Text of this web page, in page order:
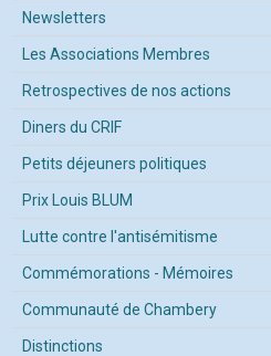
Newsletters
Les Associations Membres
Retrospectives de nos actions
Diners du CRIF
Petits déjeuners politiques
Prix Louis BLUM
Lutte contre l'antisémitisme
Commémorations - Mémoires
Communauté de Chambery
Distinctions